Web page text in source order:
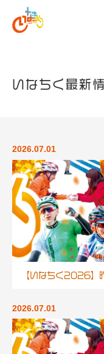
いなちく最新
2026.07.01
【いなちく2026】
2026.07.01